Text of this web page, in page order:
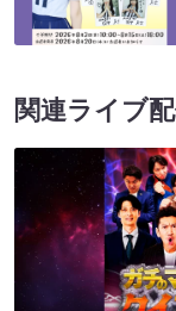
関連ライブ